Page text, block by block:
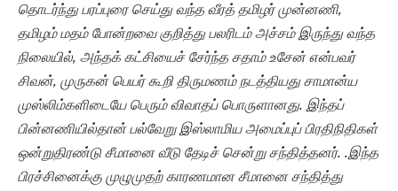
தொடர்ந்து பரப்புரை செய்து வந்த வீரத் தமிழர் முன்னணி,
தமிழம் மதம் போன்றவை குறித்து பலரிடம் அச்சம் இருந்து வந்த
நிலையில், அந்தக் கட்சியைச் சேர்ந்த சதாம் உசேன் என்பவர்
சிவன், முருகன் பெயர் கூறி திருமணம் நடத்தியது சாமான்ய
முஸ்லிம்களிடையே பெரும் விவாதப் பொருளானது. இந்தப்
பின்னணியில்தான் பல்வேறு இஸ்லாமிய அமைப்புப் பிரதிநிதிகள்
ஒன்றுதிரண்டு சீமானை வீடு தேடிச் சென்று சந்தித்தனர். .இந்த
பிரச்சினைக்கு முழுமுதற் காரணமான சீமானை சந்தித்து